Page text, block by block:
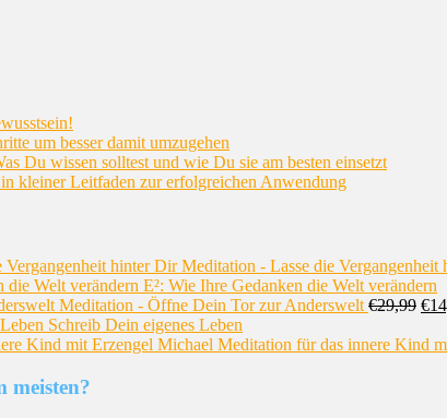
um besser damit umzugehen
Du wissen solltest und wie Du sie am besten einsetzt
kleiner Leitfaden zur erfolgreichen Anwendung
Meditation - Lasse die Vergangenheit
E²: Wie Ihre Gedanken die Welt verändern
Meditation - Öffne Dein Tor zur Anderswelt €29,99 €
Schreib Dein eigenes Leben
Meditation für das innere Kind
meisten?